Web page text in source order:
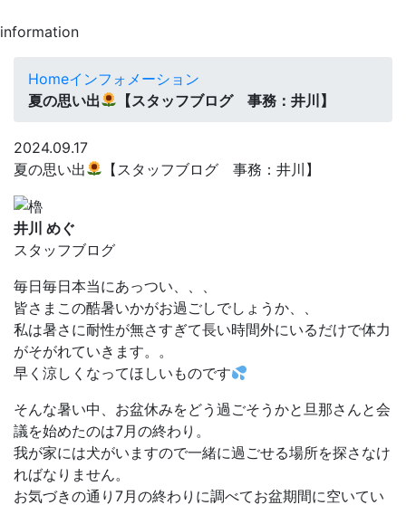
information
Homeインフォメーション
夏の思い出
【スタッフブログ 事務：井川】
2024.09.17
夏の思い出
【スタッフブログ 事務：井川】
井川 めぐ
スタッフブログ
毎日毎日本当にあっつい、、、
皆さまこの酷暑いかがお過ごしでしょうか、、
私は暑さに耐性が無さすぎて長い時間外にいるだけで体力
がそがれていきます。。
早く涼しくなってほしいものです
そんな暑い中、お盆休みをどう過ごそうかと旦那さんと会
議を始めたのは7月の終わり。
我が家には犬がいますので一緒に過ごせる場所を探さなけ
ればなりません。
お気づきの通り7月の終わりに調べてお盆期間に空いてい